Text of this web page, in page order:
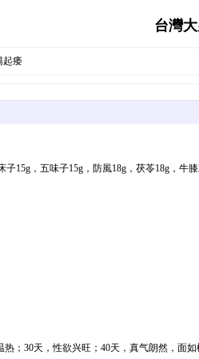
台灣
起痿
15g，五味子15g，防風18g，茯苓18g，牛
；30天，性欲兴旺；40天，真气朗然，面